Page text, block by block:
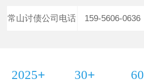
常山讨债公司电话 159-5606-0636
2025+ 30+ 60